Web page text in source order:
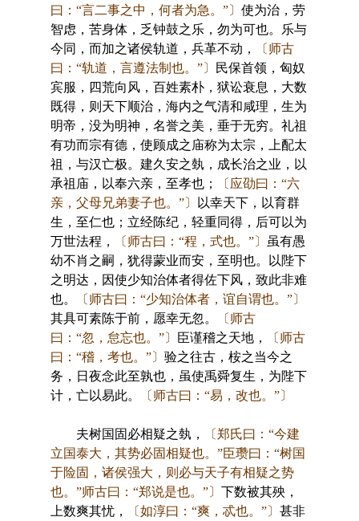
曰：“言二事之中，何者为急。”〕 使为治，劳
智虑，苦身体，乏钟鼓之乐，勿为可也。乐与
今同，而加之诸侯轨道，兵革不动，
〔师古
曰：“轨道，言遵法制也。”〕
民保首领，匈奴
宾服，四荒向风，百姓素朴，狱讼衰息，大数
既得，则天下顺治，海内之气清和咸理，生为
明帝，没为明神，名誉之美，垂于无穷。礼祖
有功而宗有德，使顾成之庙称为太宗，上配太
祖，与汉亡极。建久安之埶，成长治之业，以
承祖庙，以奉六亲，至孝也；
〔应劭曰：“六
亲，父母兄弟妻子也。”〕
以幸天下，以育群
生，至仁也；立经陈纪，轻重同得，后可以为
万世法程，
〔师古曰：“程，式也。”〕
虽有愚
幼不肖之嗣，犹得蒙业而安，至明也。以陛下
之明达，因使少知治体者得佐下风，致此非难
也。
〔师古曰：“少知治体者，谊自谓也。”〕
其具可素陈于前，愿幸无忽。
〔师古
曰：“忽，怠忘也。”〕
臣谨稽之天地，
〔师古
曰：“稽，考也。”〕 验之往古，桉之当今之
务，日夜念此至孰也，虽使禹舜复生，为陛下
计，亡以易此。
〔师古曰：“易，改也。”〕
夫树国固必相疑之埶，
〔郑氏曰：“今建
立国泰大，其势必固相疑也。”臣瓒曰：“树国
于险固，诸侯强大，则必与天子有相疑之势
也。”师古曰：“郑说是也。”〕 下数被其殃，
上数爽其忧，
〔如淳曰：“爽，忒也。”〕 甚非